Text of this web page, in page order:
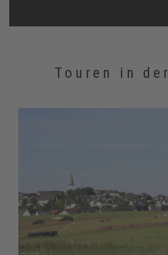
Touren in